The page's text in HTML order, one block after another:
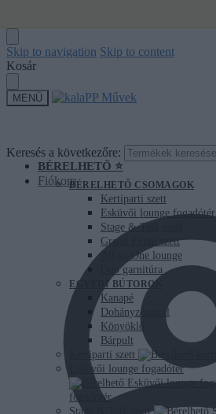
Skip to navigation Skip to content
Kosár
MENÜ
Keresés a következőre:
Fiókom
BÉRELHETŐ ⭐
BÉRELHETŐ CSOMAGOK
Kertiparti szett
Esküvői lounge fogadótér
Stage & Talk szett
Grand Event szett
All-in-One lounge
Duo garnitúra
EGYEDI BÚTOROK
Kanapé
Dohányzóasztal
Könyöklő
Bárpult
Kertiparti szett
Esküvői lounge fogadótér
fogadótér
Stage & Talk szett